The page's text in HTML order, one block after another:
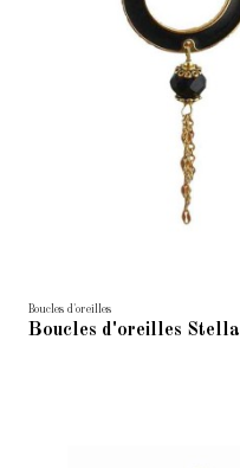
Boucles d'oreilles
Boucles d'oreilles Stella